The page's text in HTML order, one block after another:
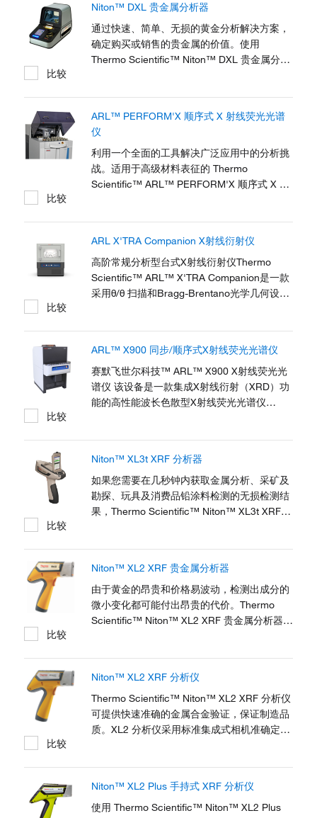
X 射线荧光）系统配备无标样软件和配件，可
满足中心和合同实验室、学术机构以及环境监
测、化学品、采矿、法医、食品、电子、水泥
以及金属行业的元素分析需求。
Niton™ DXL 贵金属分析器
通过快速、简单、无损的黄金分析解决方案，
确定购买或销售的贵金属的价值。使用
Thermo Scientific™ Niton™ DXL 贵金属分析
专为零售环境中的柜台使用而设计，只需一键
式操作即可快速获取黄金检测和金属分析的可
靠结果。
比较
ARL™ PERFORM'X 顺序式 X 射线荧光光谱
仪
利用一个全面的工具解决广泛应用中的分析挑
战。适用于高级材料表征的 Thermo
Scientific™ ARL™ PERFORM'X 顺序式 X 射
的性能和多用途将使冶金、石油、高分子聚合
物、采矿、玻璃、水泥和耐火材料，以及涉及
地球化学、材料学、环境研究和法医学等行业
受益匪浅。
比较
ARL X'TRA Companion X射线衍射仪
高阶常规分析型台式X射线衍射仪Thermo
Scientific™ ARL™ X'TRA Companion是一款
采用θ/θ 扫描和Bragg-Brentano光学几何设计
比较
ARL™ X900 同步/顺序式X射线荧光光谱仪
赛默飞世尔科技™ ARL™ X900 X射线荧光光
谱仪 该设备是一款集成X射线衍射（XRD）功
能的高性能波长色散型X射线荧光光谱仪
代金属冶炼、水泥生产及矿业加工等领域对流
程控制与生产效率的严苛需求。 元素分析对于
采矿、水泥和金属行业十分关键。快速、精准
地测定原材料、产品和副产品中的元素成分，
比较
Niton™ XL3t XRF 分析器
如果您需要在几秒钟内获取金属分析、采矿及
勘探、玩具及消费品铅涂料检测的无损检测结
果，Thermo Scientific™ Niton™ XL3t XRF
议题 65 中 有害物质限用指令 (RoHS) 以及其
他法规的实时合规检测，包括入厂原材料和出
厂成品的筛选。
比较
Niton™ XL2 XRF 贵金属分析器
由于黄金的昂贵和价格易波动，检测出成分的
微小变化都可能付出昂贵的代价。Thermo
Scientific™ Niton™ XL2 XRF 贵金属分析器提
金，并提供珠宝和钱币的确切元素组成，从而
确定您购买或销售的贵金属的价值。
比较
Niton™ XL2 XRF 分析仪
Thermo Scientific™ Niton™ XL2 XRF 分析仪
可提供快速准确的金属合金验证，保证制造品
质。XL2 分析仪采用标准集成式相机准确定位
用范围日益扩大，包括废金属鉴别、采矿和勘
探，以及消费品和电子产品的铅超标筛选等。
比较
Niton™ XL2 Plus 手持式 XRF 分析仪
使用 Thermo Scientific™ Niton™ XL2 Plus